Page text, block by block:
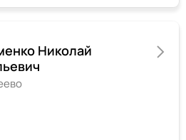
Николай